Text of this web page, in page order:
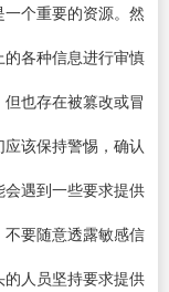
个重要的资源。然
各种信息进行审慎
也存在被篡改或冒
该保持警惕，确认
遇到一些要求提供
要随意透露敏感信
人员坚持要求提供